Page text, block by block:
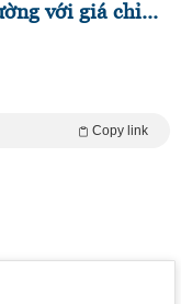
với giá chỉ...
Copy link